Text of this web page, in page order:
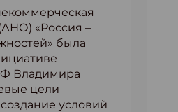
«Россия –
была
Владимира
цели
условий